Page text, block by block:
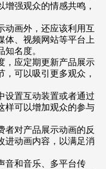
强观众的情感共鸣，
动画外，还应该利用互
体、视频网站等平台上
名度。
，应定期更新产品展示
可以吸引更多观众，
设置互动装置或者通过
样可以增加观众的参与
者对产品展示动画的反
进动画内容，以满足消
音和音乐、多平台传